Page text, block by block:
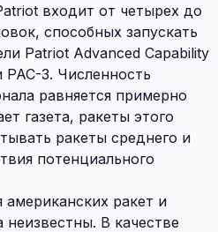
входит от четырех до
способных запускать
Patriot Advanced Capability
PAC-3. Численность
равняется примерно
газета, ракеты этого
ракеты среднего и
потенциального
ракет и
В качестве